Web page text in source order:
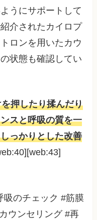
うにサポートして
介されたカイロプ
ロンを用いたカウ
状態も確認してい
押したり揉んだり
スと呼吸の質を一
っかりとした改善
吸のチェック #筋膜
ウンセリング #再